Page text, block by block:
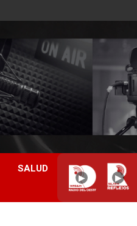
SALUD
▶ ▶